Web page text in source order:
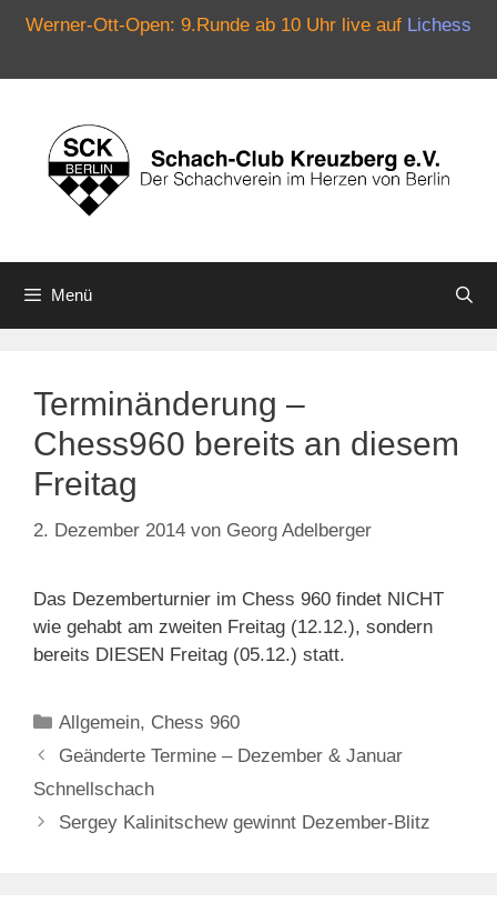
Werner-Ott-Open: 9.Runde ab 10 Uhr live auf Lichess
springen
Menü
Terminänderung –
Chess960 bereits an diesem
Freitag
2. Dezember 2014 von Georg Adelberger
Das Dezemberturnier im Chess 960 findet NICHT
wie gehabt am zweiten Freitag (12.12.), sondern
bereits DIESEN Freitag (05.12.) statt.
Kategorien
Allgemein, Chess 960
Geänderte Termine – Dezember & Januar
Schnellschach
Sergey Kalinitschew gewinnt Dezember-Blitz